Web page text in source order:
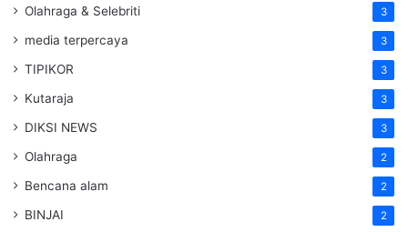
Olahraga & Selebriti 3
media terpercaya 3
TIPIKOR 3
Kutaraja 3
DIKSI NEWS 3
Olahraga 2
Bencana alam 2
BINJAI 2